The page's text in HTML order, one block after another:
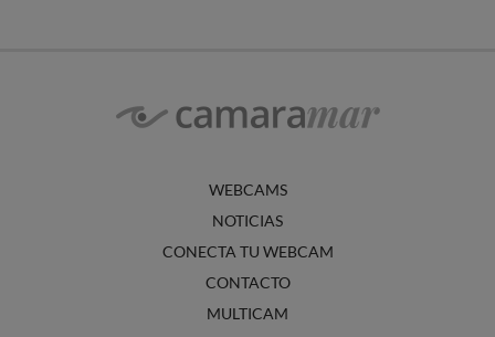
WEBCAMS
NOTICIAS
CONECTA TU WEBCAM
CONTACTO
MULTICAM